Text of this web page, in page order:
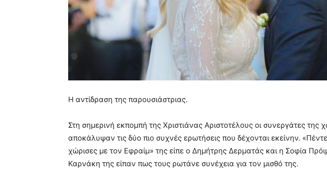
Η αντίδραση της παρουσιάστριας.
Στη σημερινή εκπομπή της Χριστιάνας Αριστοτέλους οι συνεργάτες της
αποκάλυψαν τις δύο πιο συχνές ερωτήσεις που δέχονται εκείνην.
χώρισες με τον Εφραίμ» της είπε ο Δημήτρης Δερματάς και η Σοφία
Καρνάκη της είπαν πως τους ρωτάνε συνέχεια για τον μισθό της.